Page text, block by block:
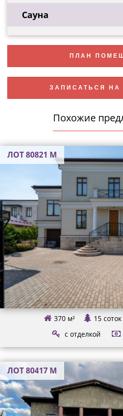
Сауна
ПЛАН
ЗАПИСАТЬСЯ НА
Похожие
ЛОТ 80821 М
370 м² 15 соток
с отделкой
ЛОТ 80417 М